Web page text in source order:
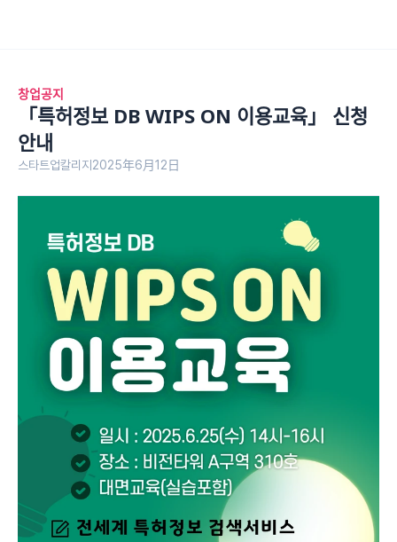
창업공지
「특허정보 DB WIPS ON 이용교육」 신청
안내
스타트업칼리지 2025年6月12日